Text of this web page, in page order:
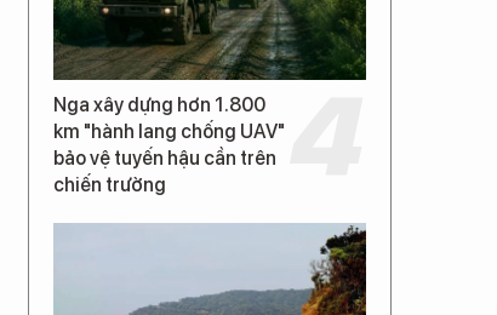
Nga xây dựng hơn 1.800
km "hành lang chống UAV"
bảo vệ tuyến hậu cần trên
chiến trường